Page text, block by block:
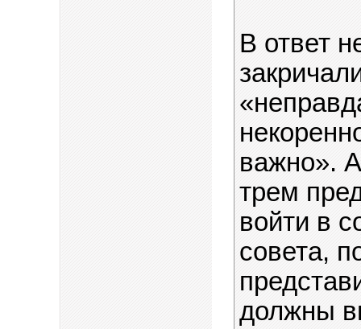
В ответ
важно».
трем
войти в
совета,
должны